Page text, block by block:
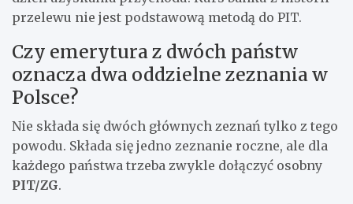
przelewu nie jest podstawową metodą do PIT.
Czy emerytura z dwóch państw
oznacza dwa oddzielne zeznania w
Polsce?
Nie składa się dwóch głównych zeznań tylko z tego
powodu. Składa się jedno zeznanie roczne, ale dla
każdego państwa trzeba zwykle dołączyć osobny
PIT/ZG.